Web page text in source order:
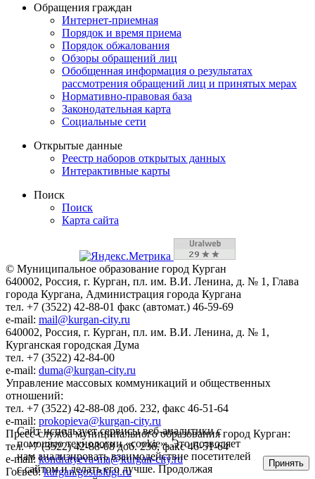
Обращения граждан
Интернет-приемная
Порядок и время приема
Порядок обжалования
Обзоры обращений лиц
Обобщенная информация о результатах
рассмотрения обращений лиц и принятых мерах
Нормативно-правовая база
Законодательная карта
Социальные сети
Открытые данные
Реестр наборов открытых данных
Интерактивные карты
Поиск
Поиск
Карта сайта
© Муниципальное образование город Курган
640002, Россия, г. Курган, пл. им. В.И. Ленина, д. № 1, Глава
города Кургана, Администрация города Кургана
тел. +7 (3522) 42-88-01 факс (автомат.) 46-59-69
e-mail: mail@kurgan-city.ru
640002, Россия, г. Курган, пл. им. В.И. Ленина, д. № 1,
Курганская городская Дума
тел. +7 (3522) 42-84-00
e-mail: duma@kurgan-city.ru
Управление массовых коммуникаций и общественных
отношений:
тел. +7 (3522) 42-88-08 доб. 232, факс 46-51-64
e-mail: prokopieva@kurgan-city.ru
Пресс-служба муниципального образования город Курган:
тел. +7 (3522) 42-88-08 доб. 236, факс 46-51-64
e-mail:kondratyeva-ma@kurgan-city.ru
Госвеб:kurgan.gosuslugi.ru
Сайт использует сервисы веб-аналитики с
помощью технологии «cookie». Это позволяет
нам анализировать взаимодействие посетителей
с сайтом и делать его лучше. Продолжая
Принять